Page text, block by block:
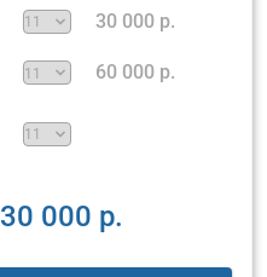
30 000 р.
60 000 р.
30 000 р.